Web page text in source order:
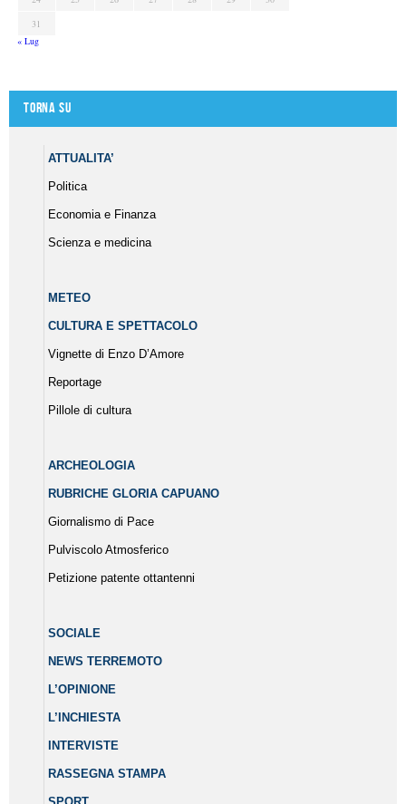
31
« Lug
Torna su
ATTUALITA’
Politica
Economia e Finanza
Scienza e medicina
METEO
CULTURA E SPETTACOLO
Vignette di Enzo D’Amore
Reportage
Pillole di cultura
ARCHEOLOGIA
RUBRICHE GLORIA CAPUANO
Giornalismo di Pace
Pulviscolo Atmosferico
Petizione patente ottantenni
SOCIALE
NEWS TERREMOTO
L’OPINIONE
L’INCHIESTA
INTERVISTE
RASSEGNA STAMPA